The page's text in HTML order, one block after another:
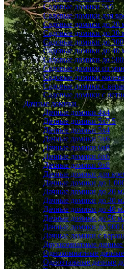
Садовые домики 5х5
Садовые домики для
Садовые домики до 20
Садовые домики до 30
Садовые домики до
Садовые домики до 40
Садовые домики до
Садовые домики из
Садовые домики
Садовые домики с
Садовые домики с
Дачные домики
Дачные домики 4х4
Дачные домики 5x7.5
Дачные домики 5х4
Дачные домики 5х6
Дачные домики 6x8
Дачные домики 6х6
Дачные домики 9x8
Дачные домики для
Дачные домики до 1
Дачные домики до 20
Дачные домики до 30
Дачные домики до 40
Дачные домики до 50
Дачные домики до 500
Дачные домики с
Двухкомнатные
Однокомнатные
Одноэтажные дачные